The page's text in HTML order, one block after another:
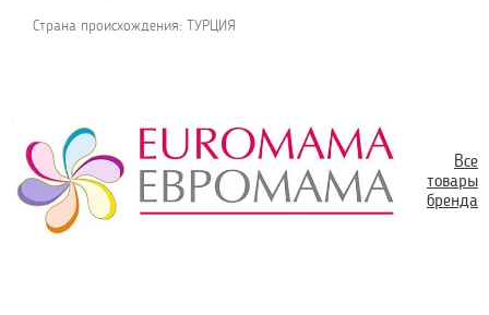
Страна происхождения: ТУРЦИЯ
Все
товары
бренда